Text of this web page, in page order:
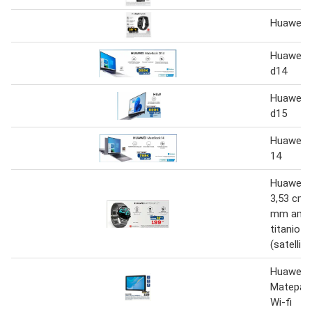
Huawei
Huawei
d14
Huawei
d15
Huawei
14
Huawei
3,53 cm
mm
titanio
Huawei
Wi-fi